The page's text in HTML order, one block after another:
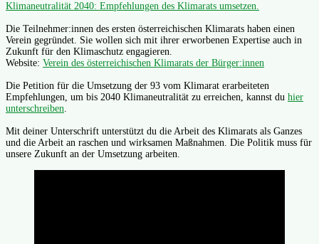
Klimaneutralität 2040: Empfehlungen des Klimarats umsetzen.
Die Teilnehmer:innen des ersten österreichischen Klimarats haben einen
Verein gegründet. Sie wollen sich mit ihrer erworbenen Expertise auch in
Zukunft für den Klimaschutz engagieren.
Website: Verein des österreichischen Klimarats der Bürger:innen
Die Petition für die Umsetzung der 93 vom Klimarat erarbeiteten
Empfehlungen, um bis 2040 Klimaneutralität zu erreichen, kannst du hier
unterschreiben.
Mit deiner Unterschrift unterstützt du die Arbeit des Klimarats als Ganzes
und die Arbeit an raschen und wirksamen Maßnahmen. Die Politik muss für
unsere Zukunft an der Umsetzung arbeiten.